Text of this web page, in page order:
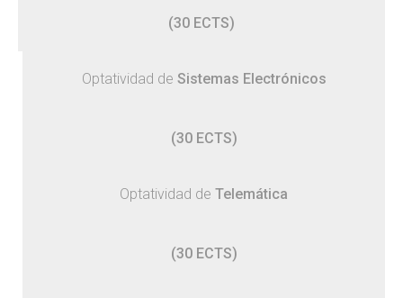
(30 ECTS)
Optatividad de Sistemas Electrónicos
(30 ECTS)
Optatividad de Telemática
(30 ECTS)